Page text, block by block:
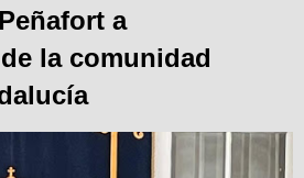
a
la comunidad